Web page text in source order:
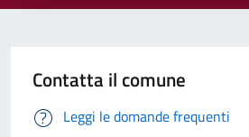
Contatta il comune
Leggi le domande frequenti